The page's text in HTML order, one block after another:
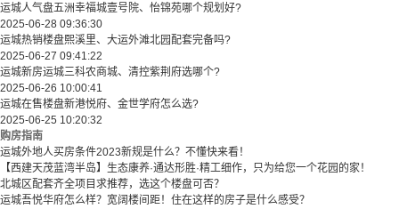
运城人气盘五洲幸福城壹号院、怡锦苑哪个规划好?
2025-06-28 09:36:30
运城热销楼盘熙溪里、大运外滩北园配套完备吗?
2025-06-27 09:41:22
运城新房运城三科农商城、清控紫荆府选哪个?
2025-06-26 10:00:41
运城在售楼盘新港悦府、金世学府怎么选?
2025-06-25 10:20:32
购房指南
运城外地人买房条件2023新规是什么？不懂快来看！
【西建天茂蓝湾半岛】生态康养·通达形胜·精工细作，只为给您一个花园的家！
北城区配套齐全项目求推荐，选这个楼盘可否？
运城吾悦华府怎么样？宽阔楼间距！住在这样的房子是什么感受？